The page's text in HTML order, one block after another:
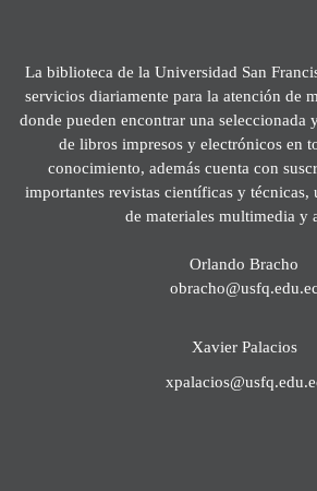
La biblioteca de la Universidad San
servicios diariamente para la atención de
donde pueden encontrar una seleccionada
de libros impresos y electrónicos en
conocimiento, además cuenta con
importantes revistas científicas y técnicas,
de materiales multimedia y
Orlando Bracho
obracho@usfq.edu.ec
Xavier Palacios